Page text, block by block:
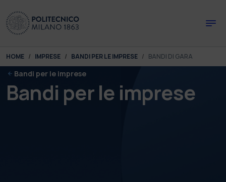
You are here:
HOME IMPRESE BANDI PER LE IMPRESE BANDI DI GARA
Bandi per le imprese
Bandi per le imprese